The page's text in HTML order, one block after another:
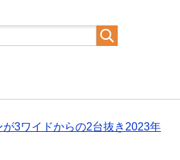
が3ワイドからの2台抜き2023年